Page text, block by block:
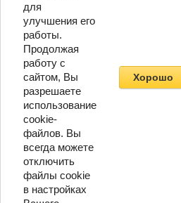
© ЧУ ДПО Академия "Катрин"
для
улучшения его
работы.
Продолжая
работу с
сайтом, Вы
разрешаете
использование
cookie-
файлов. Вы
всегда можете
отключить
файлы cookie
в настройках
Хорошо